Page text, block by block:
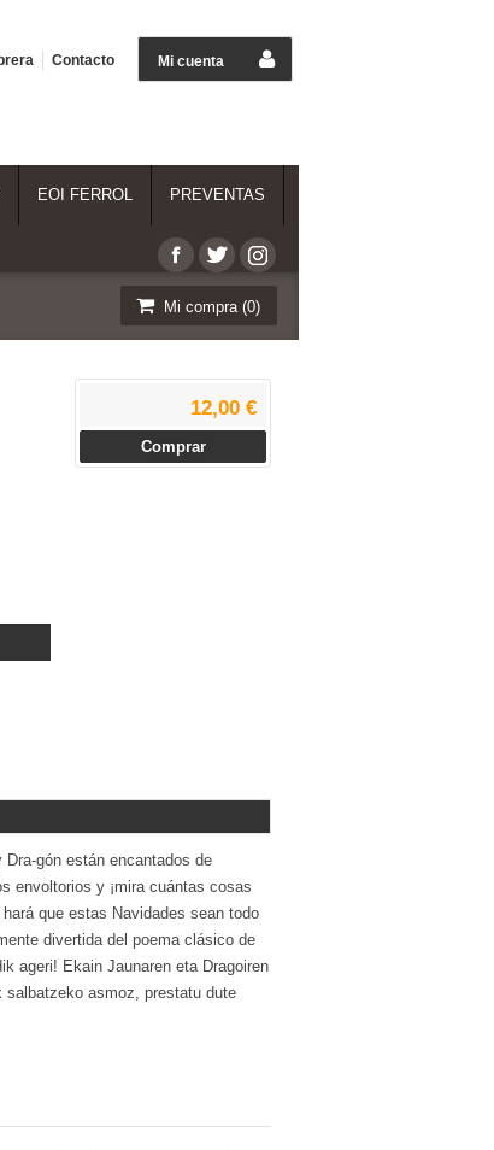
Mi cuenta
Contacto
EOI FERROL PREVENTAS
Mi compra (0)
12,00 €
Comprar
gón están encantados de
envoltorios y ¡mira cuántas cosas
que estas Navidades sean todo
divertida del poema clásico de
ageri! Ekain Jaunaren eta Dragoiren
salbatzeko asmoz, prestatu dute